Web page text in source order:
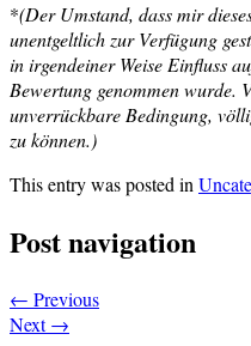
*(Der Umstand, dass mir
unentgeltlich zur Verfügung
in irgendeiner Weise Einfluss
Bewertung genommen wurde.
unverrückbare Bedingung,
zu können.)
This entry was posted in
Post navigation
← Previous
Next→